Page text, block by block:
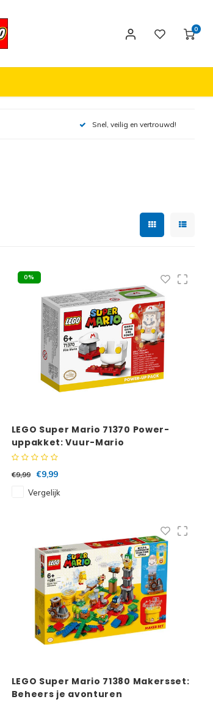
0
Snel, veilig en vertrouwd!
0%
LEGO Super Mario 71370 Power-
uppakket: Vuur-Mario
€9,99
€9,99
Vergelijk
LEGO Super Mario 71380 Makersset:
Beheers je avonturen